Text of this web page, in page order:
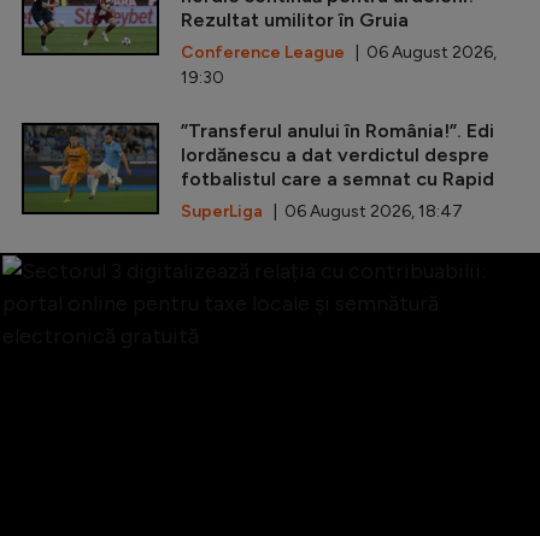
Rezultat umilitor în Gruia
Conference League | 06 August 2026,
19:30
”Transferul anului în România!”. Edi
Iordănescu a dat verdictul despre
fotbalistul care a semnat cu Rapid
SuperLiga | 06 August 2026, 18:47